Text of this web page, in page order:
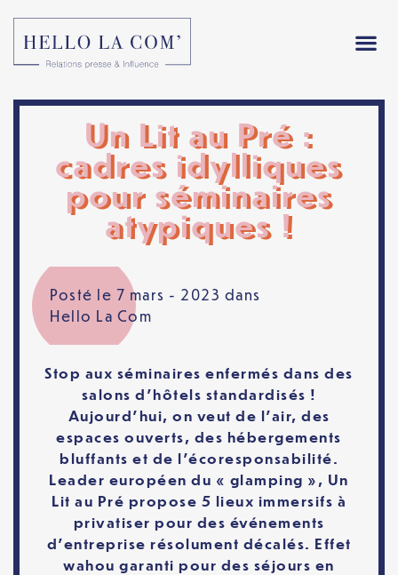
Un Lit au Pré :
cadres idylliques
pour séminaires
atypiques !
Posté le 7 mars - 2023 dans
Hello La Com
Stop aux séminaires enfermés dans des
salons d’hôtels standardisés !
Aujourd’hui, on veut de l’air, des
espaces ouverts, des hébergements
bluffants et de l’écoresponsabilité.
Leader européen du « glamping », Un
Lit au Pré propose 5 lieux immersifs à
privatiser pour des événements
d’entreprise résolument décalés. Effet
wahou garanti pour des séjours en